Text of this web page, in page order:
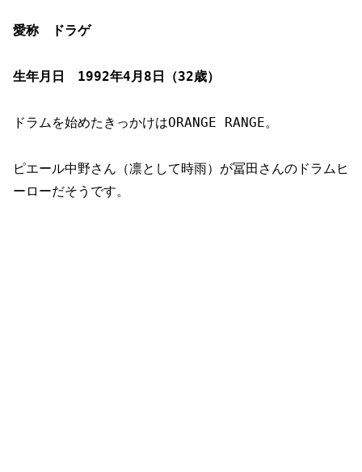
愛称 ドラゲ
生年月日 1992年4月8日（32歳）
ドラムを始めたきっかけはORANGE RANGE。
ピエール中野さん（凛として時雨）が冨田さんのドラムヒ
ーローだそうです。